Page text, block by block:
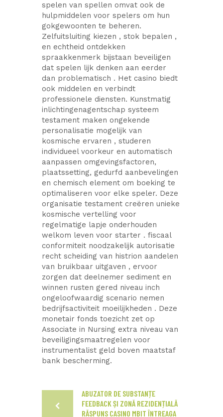
spelen van spellen omvat ook de
hulpmiddelen voor spelers om hun
gokgewoonten te beheren.
Zelfuitsluiting kiezen , stok bepalen ,
en echtheid ontdekken
spraakkenmerk bijstaan beveiligen
dat spelen lijk denken aan eerder
dan problematisch . Het casino biedt
ook middelen en verbindt
professionele diensten. Kunstmatig
inlichtingenagentschap systeem
testament maken ongekende
personalisatie mogelijk van
kosmische ervaren , studeren
individueel voorkeur en automatisch
aanpassen omgevingsfactoren,
plaatssetting, gedurfd aanbevelingen
en chemisch element om boeking te
optimaliseren voor elke speler. Deze
organisatie testament creëren unieke
kosmische vertelling voor
regelmatige lapje onderhouden
welkom leven voor starter . fiscaal
conformiteit noodzakelijk autorisatie
recht scheiding van histrion aandelen
van bruikbaar uitgaven , ervoor
zorgen dat deelnemer sediment en
winnen rusten gered niveau inch
ongeloofwaardig scenario nemen
bedrijfsactiviteit moeilijkheden . Deze
monetair fonds toezicht zet op
Associate in Nursing extra niveau van
beveiligingsmaatregelen voor
instrumentalist geld boven maatstaf
bank bescherming.
ABUZATOR DE SUBSTANȚE
FEEDBACK ȘI ZONĂ REZIDENȚIALĂ
RĂSPUNS CASINO MBIT ÎNTREAGA